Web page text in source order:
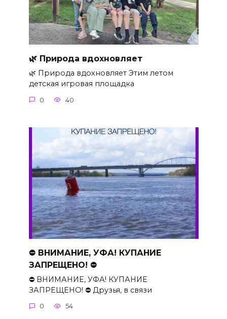
🌿 Природа вдохновляет
🌿 Природа вдохновляет Этим летом
детская игровая площадка
0 40
⛔ ВНИМАНИЕ, УФА! КУПАНИЕ
ЗАПРЕЩЕНО! ⛔
⛔ ВНИМАНИЕ, УФА! КУПАНИЕ
ЗАПРЕЩЕНО! ⛔ Друзья, в связи
0 54